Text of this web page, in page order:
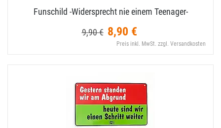
Funschild -Widersprecht nie einem Teenager-
9,90 € 8,90 €
Preis inkl. MwSt. zzgl. Versandkosten